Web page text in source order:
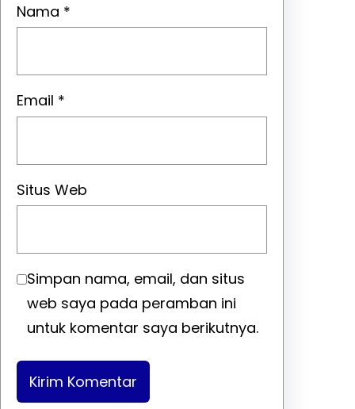
Nama *
Email *
Situs Web
Simpan nama, email, dan situs
web saya pada peramban ini
untuk komentar saya berikutnya.